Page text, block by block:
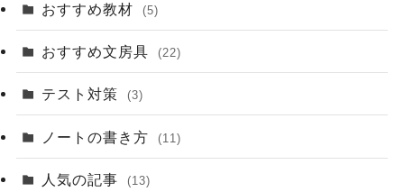
おすすめ教材 (5)
おすすめ文房具 (22)
テスト対策 (3)
ノートの書き方 (11)
人気の記事 (13)